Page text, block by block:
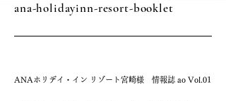
ana-holidayinn-resort-booklet
ANAホリデイ・イン リゾート宮崎様 情報誌 ao Vol.01